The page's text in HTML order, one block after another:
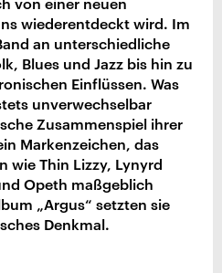
wiederentdeckt wird. Im
an unterschiedliche
Blues und Jazz bis hin zu
Einflüssen. Was
unverwechselbar
Zusammenspiel ihrer
Markenzeichen, das
wie Thin Lizzy, Lynyrd
Opeth maßgeblich
„Argus“ setzten sie
Denkmal.